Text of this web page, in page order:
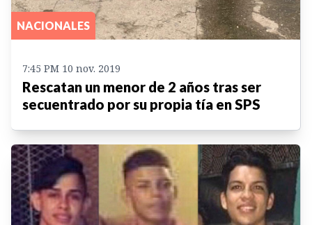
NACIONALES
7:45 PM 10 nov. 2019
Rescatan un menor de 2 años tras ser
secuentrado por su propia tía en SPS